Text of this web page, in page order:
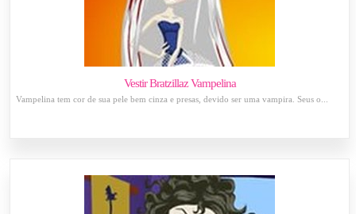
Vestir Bratzillaz Vampelina
Vampelina tem cor de sua pele bem cinza e presas, devido ser uma vampira. Seus o...